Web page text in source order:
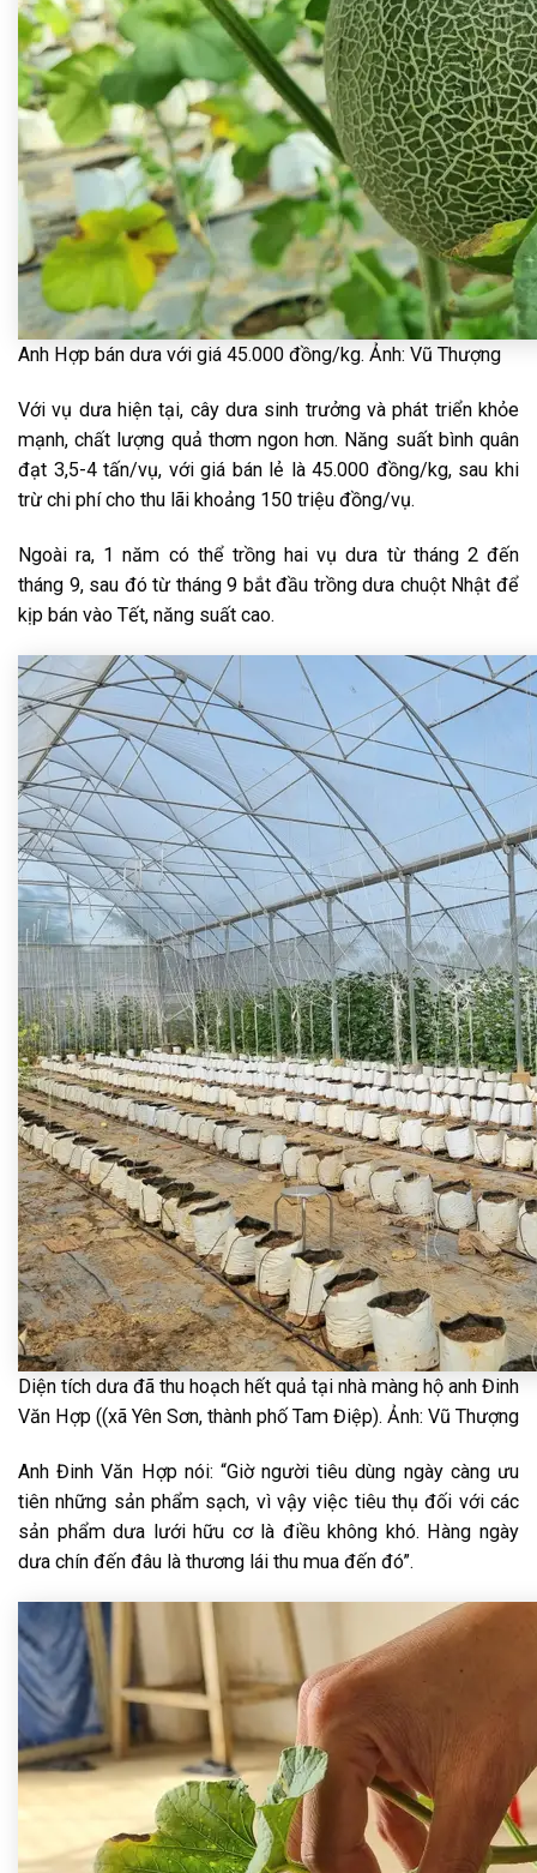
Anh Hợp bán dưa với giá 45.000 đồng/kg. Ảnh: Vũ Thượng
Với vụ dưa hiện tại, cây dưa sinh trưởng và phát triển khỏe
mạnh, chất lượng quả thơm ngon hơn. Năng suất bình quân
đạt 3,5-4 tấn/vụ, với giá bán lẻ là 45.000 đồng/kg, sau khi
trừ chi phí cho thu lãi khoảng 150 triệu đồng/vụ.
Ngoài ra, 1 năm có thể trồng hai vụ dưa từ tháng 2 đến
tháng 9, sau đó từ tháng 9 bắt đầu trồng dưa chuột Nhật để
kịp bán vào Tết, năng suất cao.
Diện tích dưa đã thu hoạch hết quả tại nhà màng hộ anh Đinh
Văn Hợp ((xã Yên Sơn, thành phố Tam Điệp). Ảnh: Vũ Thượng
Anh Đinh Văn Hợp nói: “Giờ người tiêu dùng ngày càng ưu
tiên những sản phẩm sạch, vì vậy việc tiêu thụ đối với các
sản phẩm dưa lưới hữu cơ là điều không khó. Hàng ngày
dưa chín đến đâu là thương lái thu mua đến đó”.